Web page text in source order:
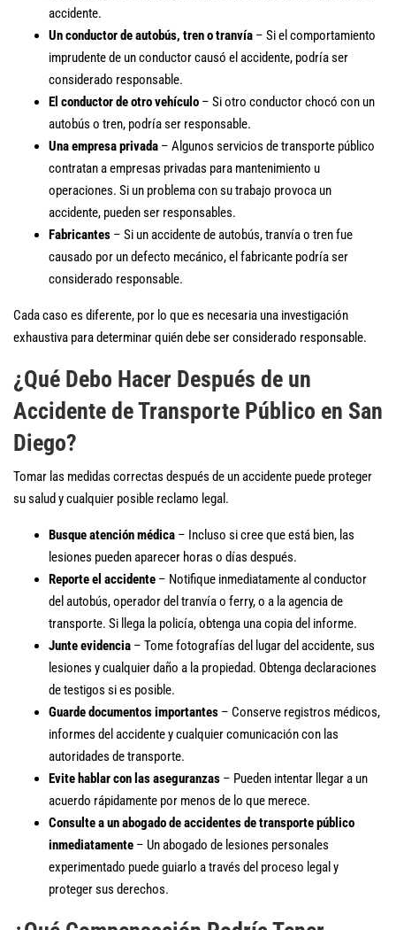
accidente.
Un conductor de autobús, tren o tranvía – Si el comportamiento
imprudente de un conductor causó el accidente, podría ser
considerado responsable.
El conductor de otro vehículo – Si otro conductor chocó con un
autobús o tren, podría ser responsable.
Una empresa privada – Algunos servicios de transporte público
contratan a empresas privadas para mantenimiento u
operaciones. Si un problema con su trabajo provoca un
accidente, pueden ser responsables.
Fabricantes – Si un accidente de autobús, tranvía o tren fue
causado por un defecto mecánico, el fabricante podría ser
considerado responsable.
Cada caso es diferente, por lo que es necesaria una investigación
exhaustiva para determinar quién debe ser considerado responsable.
¿Qué Debo Hacer Después de un
Accidente de Transporte Público en San
Diego?
Tomar las medidas correctas después de un accidente puede proteger
su salud y cualquier posible reclamo legal.
Busque atención médica – Incluso si cree que está bien, las
lesiones pueden aparecer horas o días después.
Reporte el accidente – Notifique inmediatamente al conductor
del autobús, operador del tranvía o ferry, o a la agencia de
transporte. Si llega la policía, obtenga una copia del informe.
Junte evidencia – Tome fotografías del lugar del accidente, sus
lesiones y cualquier daño a la propiedad. Obtenga declaraciones
de testigos si es posible.
Guarde documentos importantes – Conserve registros médicos,
informes del accidente y cualquier comunicación con las
autoridades de transporte.
Evite hablar con las aseguranzas – Pueden intentar llegar a un
acuerdo rápidamente por menos de lo que merece.
Consulte a un abogado de accidentes de transporte público
inmediatamente – Un abogado de lesiones personales
experimentado puede guiarlo a través del proceso legal y
proteger sus derechos.